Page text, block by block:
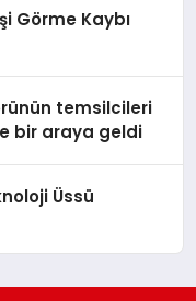
Görme Kaybı
temsilcileri
bir araya geldi
Üssü